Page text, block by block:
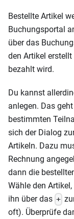
Bestellte Artikel
Buchungsportal
über das
den Artikel
bezahlt wird.
Du kannst
anlegen. Das
bestimmten
sich der Dialog
Artikeln. Dazu
Rechnung
dann die
Wähle den
ihn über das +
oft). Überprüfe